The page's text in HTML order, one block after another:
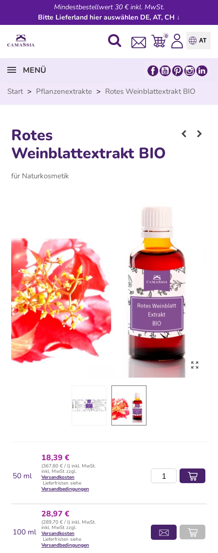
Mindestbestellwert 30 € inkl. MwSt.
Bitte Lieferland hier auswählen DE, AT, CH ↓
0
AT
MENÜ
Start > Pflanzenextrakte > Rotes Weinblattextrakt BIO
Rotes
Weinblattextrakt BIO
für Naturkosmetik
50 ml
18,39 €
(367,80 € / l) inkl. MwSt.
inkl. MwSt zzgl.
Versandkosten
Lieferfristen siehe
Versandbedingungen
100 ml
28,97 €
(289,70 € / l) inkl. MwSt.
inkl. MwSt zzgl.
Versandkosten
Lieferfristen siehe
Versandbedingungen